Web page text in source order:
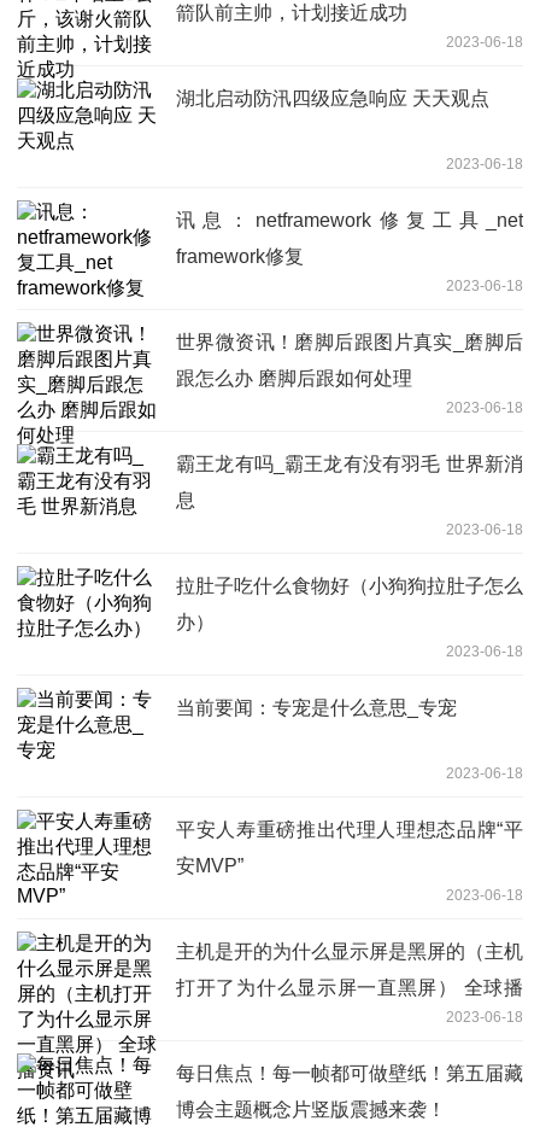
箭队前主帅，计划接近成功
2023-06-18
湖北启动防汛四级应急响应 天天观点
2023-06-18
讯息：netframework修复工具_net
framework修复
2023-06-18
世界微资讯！磨脚后跟图片真实_磨脚后
跟怎么办 磨脚后跟如何处理
2023-06-18
霸王龙有吗_霸王龙有没有羽毛 世界新消
息
2023-06-18
拉肚子吃什么食物好（小狗狗拉肚子怎么
办）
2023-06-18
当前要闻：专宠是什么意思_专宠
2023-06-18
平安人寿重磅推出代理人理想态品牌“平
安MVP”
2023-06-18
主机是开的为什么显示屏是黑屏的（主机
打开了为什么显示屏一直黑屏） 全球播
2023-06-18
每日焦点！每一帧都可做壁纸！第五届藏
博会主题概念片竖版震撼来袭！